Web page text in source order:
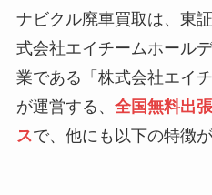
ナビクル廃車買取は、東
式会社エイチームホール
業である「株式会社エイ
が運営する、 全国無料出
スで、他にも以下の特徴